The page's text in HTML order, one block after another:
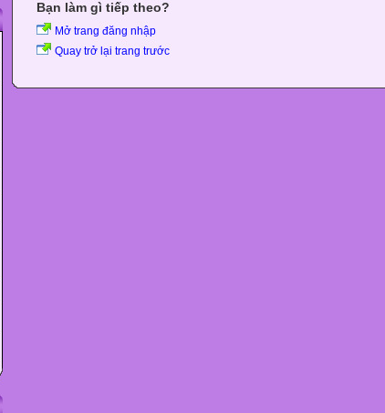
Bạn làm gì tiếp theo?
Mở trang đăng nhập
Quay trở lại trang trước